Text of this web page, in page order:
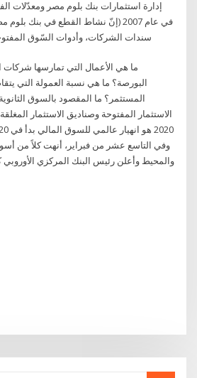
إدارة استثمارات بنك بلوم مصر ومعدّلات
في عام 2007 (إنّ نشاط القطع في بنك
سندات الشركات، وأدوات السّوق
ما هي الأعمال التي تمارسها
البورصة؟ ما هي نسبة العمولة التي
المستثمر؟ ما المقصود بالسوق
الاستثمار المفتوحة وصناديق الاستثمار
وفي التاسع عشر من فبراير، أنهت كلاً من
والمحيط وأعلن رئيس البنك المركزي